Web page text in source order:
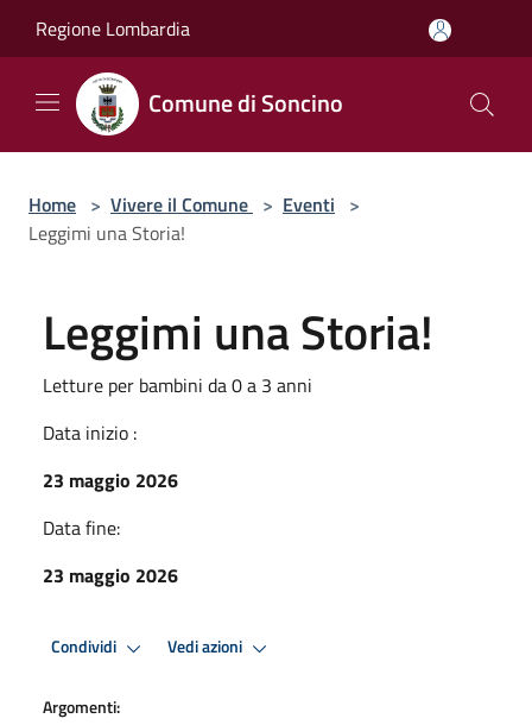
Regione Lombardia
Comune di Soncino
Home > Vivere il Comune > Eventi >
Leggimi una Storia!
Leggimi una Storia!
Letture per bambini da 0 a 3 anni
Data inizio :
23 maggio 2026
Data fine:
23 maggio 2026
Condividi Vedi azioni
Argomenti: